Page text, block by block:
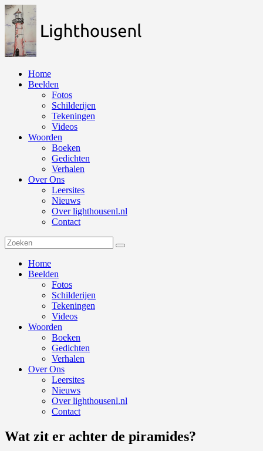
Naar
de
inhoud
springen
Home
Beelden
Fotos
Schilderijen
Tekeningen
Videos
Woorden
Boeken
Gedichten
Verhalen
Over Ons
Leersites
Nieuws
Over lighthousenl.nl
Contact
Home
Beelden
Fotos
Schilderijen
Tekeningen
Videos
Woorden
Boeken
Gedichten
Verhalen
Over Ons
Leersites
Nieuws
Over lighthousenl.nl
Contact
Wat zit er achter de piramides?